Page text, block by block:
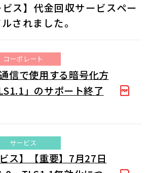
ビス】代金回収サービスペー
されました。
コーポレート
信で使用する暗号化方
」のサポート終了
サービス
ス】【重要】7月27日